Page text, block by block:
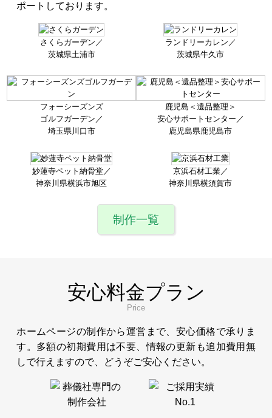
ポートしております。
さくらガーデン／
茨城県土浦市
ランドリーカレン／
茨城県牛久市
フォーシーズンズ
ゴルフガーデン／
埼玉県川口市
鹿児島＜遺品整理＞
安心サポート センター／
鹿児島県鹿児島市
妙蓮寺ペット納骨堂／
神奈川県横浜市旭区
京浜石材工業／
神奈川県横須賀市
制作一覧
安心料金プラン
Price
ホームページの制作から運営まで、安心価格で承りま
す。多額の初期費用は不要、情報の更新も追加費用無
しで行えますので、どうぞご安心ください。